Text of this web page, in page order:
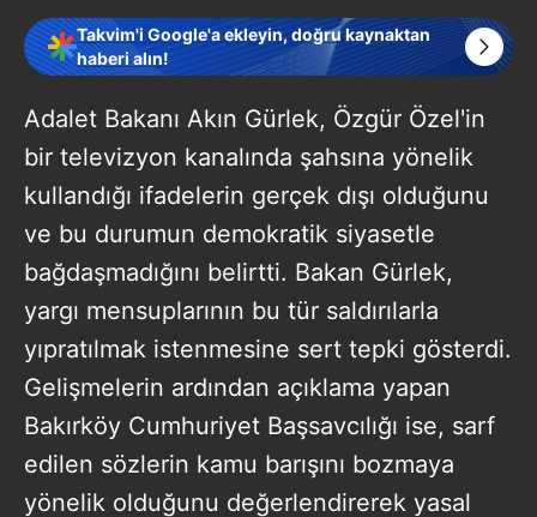
Takvim'i Google'a ekleyin, doğru kaynaktan
haberi alın!
Adalet Bakanı Akın Gürlek, Özgür Özel'in
bir televizyon kanalında şahsına yönelik
kullandığı ifadelerin gerçek dışı olduğunu
ve bu durumun demokratik siyasetle
bağdaşmadığını belirtti. Bakan Gürlek,
yargı mensuplarının bu tür saldırılarla
yıpratılmak istenmesine sert tepki gösterdi.
Gelişmelerin ardından açıklama yapan
Bakırköy Cumhuriyet Başsavcılığı ise, sarf
edilen sözlerin kamu barışını bozmaya
yönelik olduğunu değerlendirerek yasal